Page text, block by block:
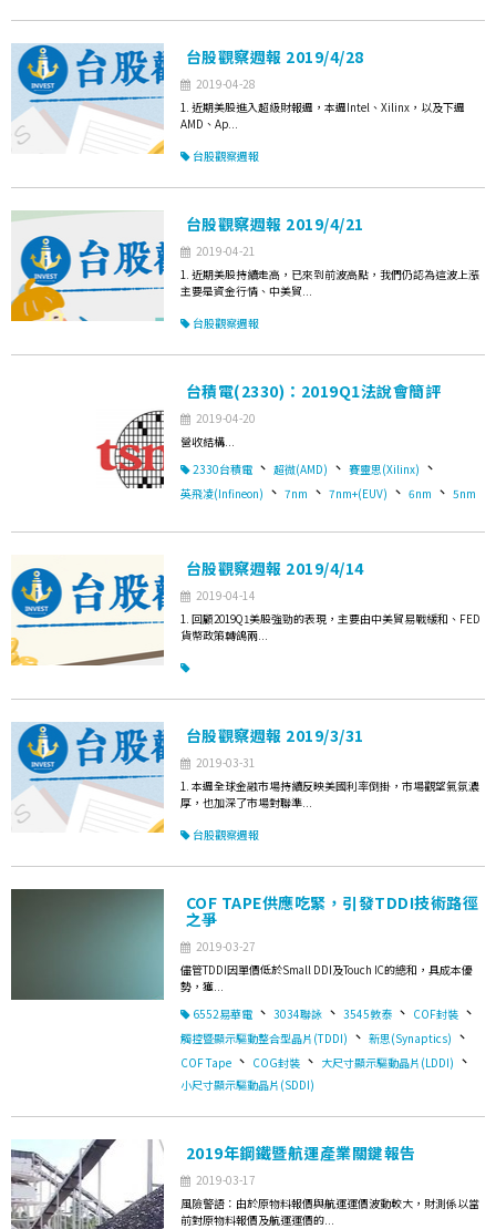
台股觀察週報 2019/4/28
2019-04-28
1. 近期美股進入超級財報週，本週Intel、Xilinx，以及下週
AMD、Ap...
台股觀察週報
台股觀察週報 2019/4/21
2019-04-21
1. 近期美股持續走高，已來到前波高點，我們仍認為這波上漲
主要是資金行情、中美貿...
台股觀察週報
台積電(2330)：2019Q1法說會簡評
2019-04-20
營收結構...
2330台積電 、 超微(AMD) 、 賽靈思(Xilinx) 、
英飛凌(Infineon) 、 7nm 、 7nm+(EUV) 、 6nm 、 5nm
台股觀察週報 2019/4/14
2019-04-14
1. 回顧2019Q1美股強勁的表現，主要由中美貿易戰緩和、FED
貨幣政策轉鴿兩...
台股觀察週報 2019/3/31
2019-03-31
1. 本週全球金融市場持續反映美國利率倒掛，市場觀望氣氛濃
厚，也加深了市場對聯準...
台股觀察週報
COF TAPE供應吃緊，引發TDDI技術路徑
之爭
2019-03-27
儘管TDDI因單價低於Small DDI及Touch IC的總和，具成本優
勢，獲...
6552易華電 、 3034聯詠 、 3545敦泰 、 COF封裝 、
觸控暨顯示驅動整合型晶片(TDDI) 、 新思(Synaptics) 、
COF Tape 、 COG封裝 、 大尺寸顯示驅動晶片(LDDI) 、
小尺寸顯示驅動晶片(SDDI)
2019年鋼鐵暨航運產業關鍵報告
2019-03-17
風險警語：由於原物料報價與航運運價波動較大，財測係以當
前對原物料報價及航運運價的...